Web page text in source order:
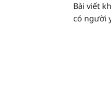
Bài viết
có người